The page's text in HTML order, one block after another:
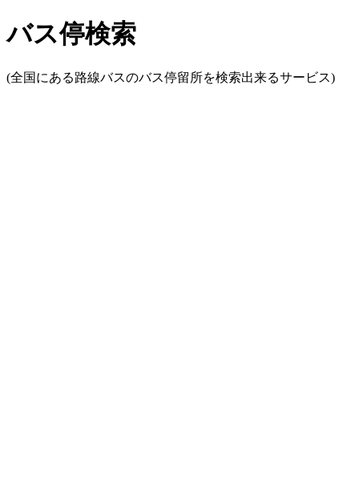
バス停検索
(全国にある路線バスのバス停留所を検索出来るサービス)